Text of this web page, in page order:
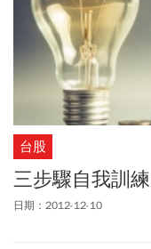
台股
三步驟自我訓
日期：2012-12-10